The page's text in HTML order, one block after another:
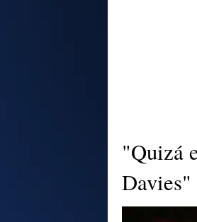
"Quizá
Davies"